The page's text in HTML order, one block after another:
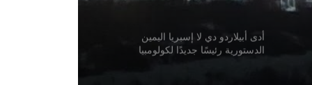
أدى أبيلاردو دي لا إسبريا اليمين
الدستورية رئيسًا جديدًا لكولومبيا